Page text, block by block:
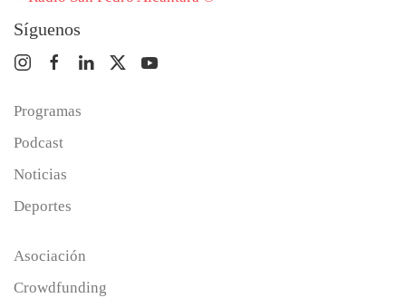
Síguenos
Programas
Podcast
Noticias
Deportes
Asociación
Crowdfunding